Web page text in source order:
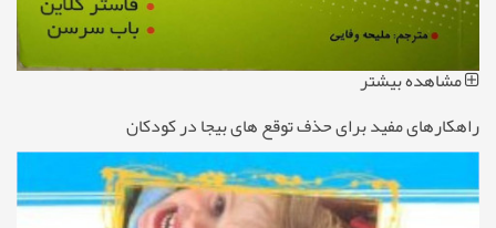
مشاهده بیشتر
راهکارهای مفید برای حذف توقع های بیجا در کودکان